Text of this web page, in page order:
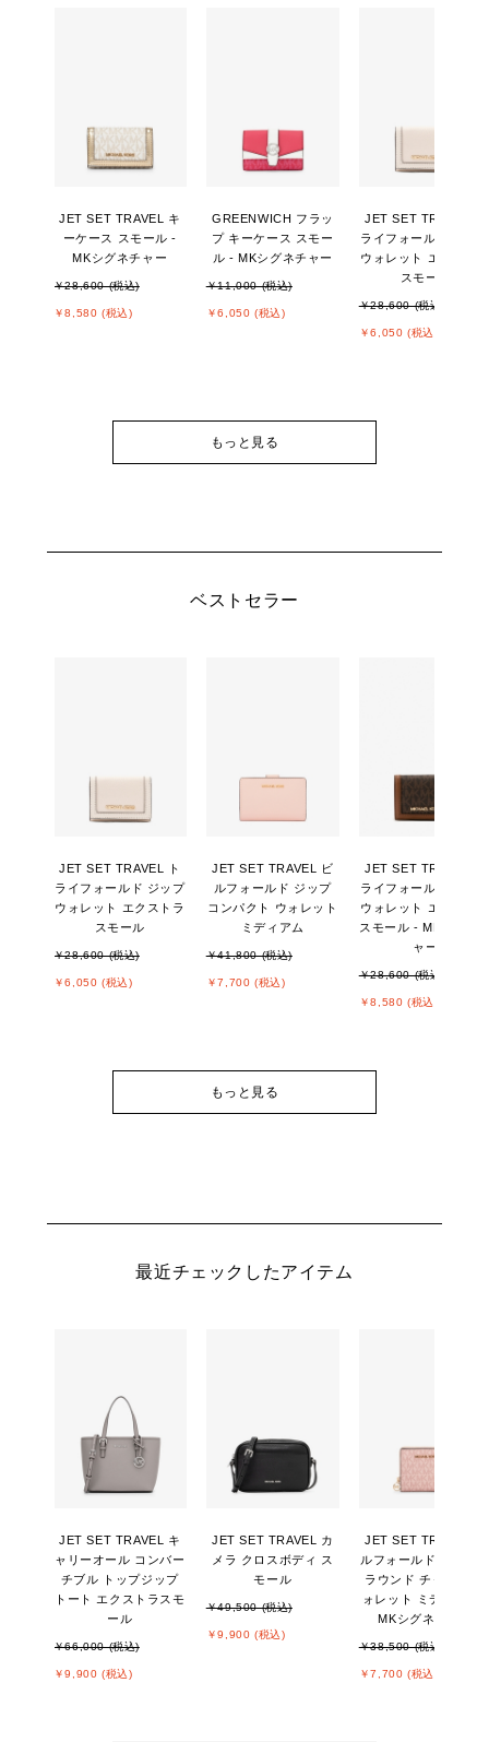
JET SET TRAVEL キ
ーケース スモール -
MKシグネチャー
￥28,600 (税込)
￥8,580 (税込)
GREENWICH フラッ
プ キーケース スモー
ル - MKシグネチャー
￥11,000 (税込)
￥6,050 (税込)
JET SET TRAVEL ト
ライフォールド ジッ
ウォレット エクスト
スモール
￥28,600 (税込)
￥6,050 (税込)
もっと見る
ベストセラー
JET SET TRAVEL ト
ライフォールド ジップ
ウォレット エクストラ
スモール
￥28,600 (税込)
￥6,050 (税込)
JET SET TRAVEL ビ
ルフォールド ジップ
コンパクト ウォレット
ミディアム
￥41,800 (税込)
￥7,700 (税込)
JET SET TRAVEL ト
ライフォールド ジッ
ウォレット エクスト
スモール - MKシグネ
ャー
￥28,600 (税込)
￥8,580 (税込)
もっと見る
最近チェックしたアイテム
JET SET TRAVEL キ
ャリーオール コンバー
チブル トップジップ
トート エクストラスモ
ール
￥66,000 (税込)
￥9,900 (税込)
JET SET TRAVEL カ
メラ クロスボディ ス
モール
￥49,500 (税込)
￥9,900 (税込)
JET SET TRAVEL ビ
ルフォールド ジップ
ラウンド チャーム ウ
ォレット ミディアム -
MKシグネチャー
￥38,500 (税込)
￥7,700 (税込)